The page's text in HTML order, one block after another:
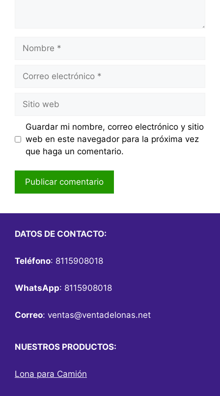
Nombre
Correo
Sitio
web
Guardar mi nombre, correo electrónico y sitio
web en este navegador para la próxima vez
que haga un comentario.
DATOS DE CONTACTO:
Teléfono: 8115908018
WhatsApp: 8115908018
Correo: ventas@ventadelonas.net
NUESTROS PRODUCTOS:
Lona para Camión